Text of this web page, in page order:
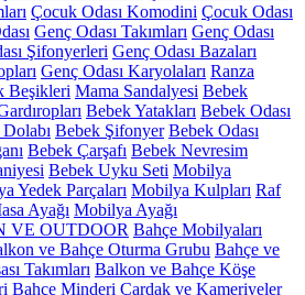
Çocuk Odası Komodini Çocuk Odası
Genç Odası Takımları Genç Odası
Şifonyerleri Genç Odası Bazaları
Genç Odası Karyolaları Ranza
Beşikleri Mama Sandalyesi Bebek
Bebek Yatakları Bebek Odası
Bebek Şifonyer Bebek Odası
Bebek Çarşafı Bebek Nevresim
Bebek Uyku Seti Mobilya
Yedek Parçaları Mobilya Kulpları Raf
Ayağı Mobilya Ayağı
VE OUTDOOR Bahçe Mobilyaları
ve Bahçe Oturma Grubu Bahçe ve
Takımları Balkon ve Bahçe Köşe
Bahçe Minderi Çardak ve Kameriyeler